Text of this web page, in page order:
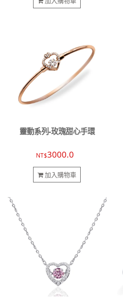
靈動系列-玫瑰甜心手環
NT$3000.0
加入購物車